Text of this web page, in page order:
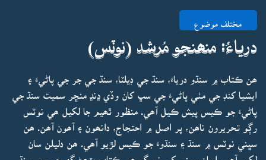
مختلف موضوع
درياءُ: منھنجو مُرشد (نوٽس)
ھن ڪتاب ۾ سنڌو درياءَ، سنڌ جي ڊيلٽا، سنڌ جي جر جي پاڻيءَ ۽
ايشيا کنڊ جي مٺي پاڻيءَ جي سڀ کان وڏي ڍنڍ منڇر سميت سنڌ جي
پاڻيءَ جو ڪيس پيش ڪيل آھي. منظور ٿھيم جا لکيل ھي نوٽس
رڳو تحريرون ناھن، پر اصل ۾ احتجاج، دانھون ۽ آھون آھن. ھن
سڀني نوٽس ۾ سنڌ ۽ سنڌوءَ جو ڪيس لڙيو آھي. ھن دليلن سان
لکيو آھي. اسان سڀني کي نہ رڳو ھي ڪتاب پڙھڻ گهرجي، پر سنڌ